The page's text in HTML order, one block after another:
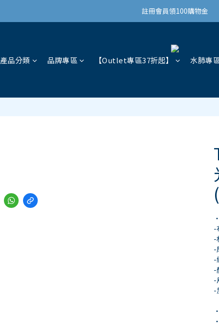
結帳滿3,000免運(限台灣)
註冊會員領100購物金
產品分類 品牌專區 【Outlet專區37折起】 水肺專
-
-
-
-
-
-
-